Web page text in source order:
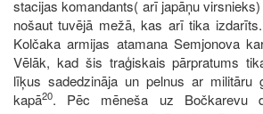
stacijas komandants( arī japāņu
nošaut tuvējā mežā, kas arī tika
Kolčaka armijas atamana Semjonova
Vēlāk, kad šis traģiskais pārpratums
līķus sadedzināja un pelnus ar militāru
kapā20. Pēc mēneša uz Bočkarevu